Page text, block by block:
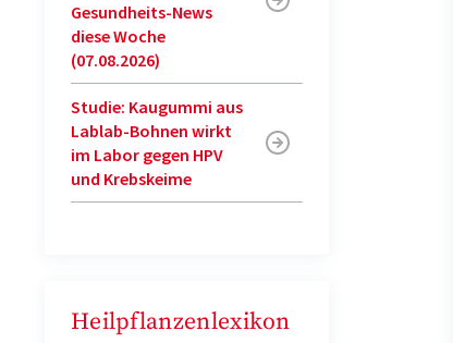
Gesundheits-News
diese Woche
(07.08.2026)
Studie: Kaugummi aus
Lablab-Bohnen wirkt
im Labor gegen HPV
und Krebskeime
Heilpflanzenlexikon